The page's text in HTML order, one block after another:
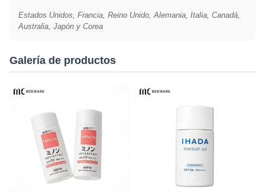
Estados Unidos, Francia, Reino Unido, Alemania, Italia, Canadá,
Australia, Japón y Corea
Galería de productos